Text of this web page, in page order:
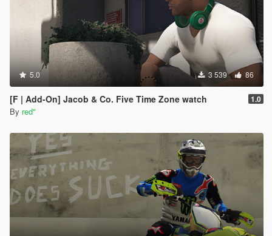
5.0 3 539 86
[F | Add-On] Jacob & Co. Five Time Zone watch 1.0
By red''